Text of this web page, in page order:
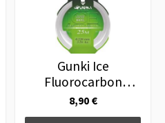
Gunki Ice
Fluorocarbon
0.265mm 5,27kg
25m
8,90 €